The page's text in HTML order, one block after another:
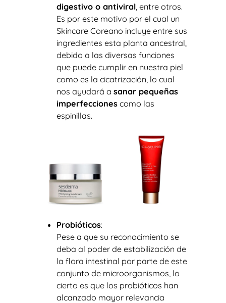
digestivo o antiviral, entre otros.
Es por este motivo por el cual un
Skincare Coreano incluye entre sus
ingredientes esta planta ancestral,
debido a las diversas funciones
que puede cumplir en nuestra piel
como es la cicatrización, lo cual
nos ayudará a sanar pequeñas
imperfecciones como las
espinillas.
Probióticos:
Pese a que su reconocimiento se
deba al poder de estabilización de
la flora intestinal por parte de este
conjunto de microorganismos, lo
cierto es que los probióticos han
alcanzado mayor relevancia